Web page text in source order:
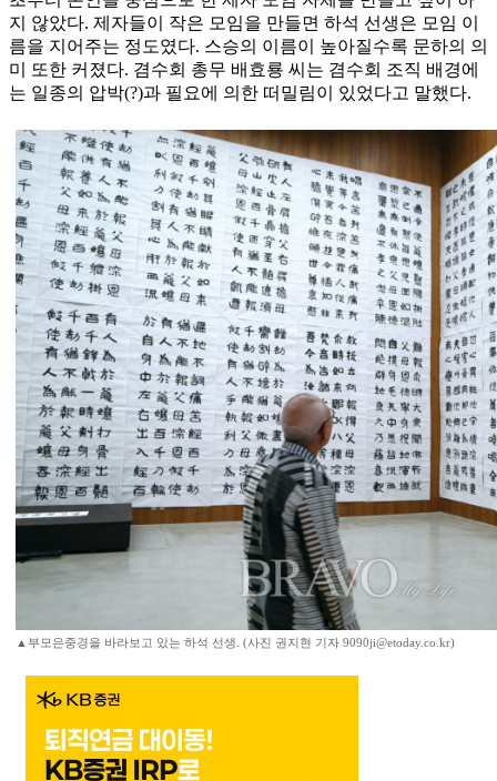
지 않았다. 제자들이 작은 모임을 만들면 하석 선생은 모임 이
름을 지어주는 정도였다. 스승의 이름이 높아질수록 문하의 의
미 또한 커졌다. 겸수회 총무 배효룡 씨는 겸수회 조직 배경에
는 일종의 압박(?)과 필요에 의한 떠밀림이 있었다고 말했다.
▲부모은중경을 바라보고 있는 하석 선생. (사진 권지현 기자 9090ji@etoday.co.kr)